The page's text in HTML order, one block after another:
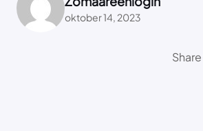
oktober 14, 2023